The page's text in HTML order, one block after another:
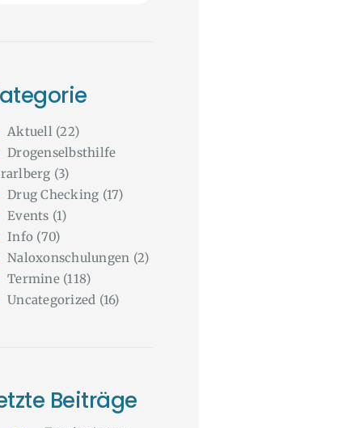
Aktuell(22)
Drogenselbsthilfe
(3)
Drug Checking (17)
Events (1)
Info (70)
Naloxonschulungen (2)
Termine(118)
Uncategorized (16)
Beiträge